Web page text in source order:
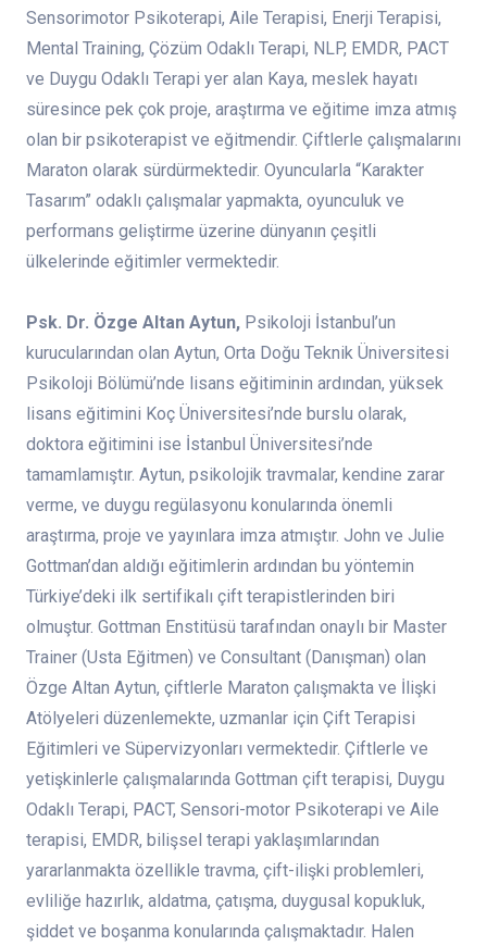
Sensorimotor Psikoterapi, Aile Terapisi, Enerji Terapisi,
Mental Training, Çözüm Odaklı Terapi, NLP, EMDR, PACT
ve Duygu Odaklı Terapi yer alan Kaya, meslek hayatı
süresince pek çok proje, araştırma ve eğitime imza atmış
olan bir psikoterapist ve eğitmendir. Çiftlerle çalışmalarını
Maraton olarak sürdürmektedir. Oyuncularla “Karakter
Tasarım” odaklı çalışmalar yapmakta, oyunculuk ve
performans geliştirme üzerine dünyanın çeşitli
ülkelerinde eğitimler vermektedir.
Psk. Dr. Özge Altan Aytun, Psikoloji İstanbul’un
kurucularından olan Aytun, Orta Doğu Teknik Üniversitesi
Psikoloji Bölümü’nde lisans eğitiminin ardından, yüksek
lisans eğitimini Koç Üniversitesi’nde burslu olarak,
doktora eğitimini ise İstanbul Üniversitesi’nde
tamamlamıştır. Aytun, psikolojik travmalar, kendine zarar
verme, ve duygu regülasyonu konularında önemli
araştırma, proje ve yayınlara imza atmıştır. John ve Julie
Gottman’dan aldığı eğitimlerin ardından bu yöntemin
Türkiye’deki ilk sertifikalı çift terapistlerinden biri
olmuştur. Gottman Enstitüsü tarafından onaylı bir Master
Trainer (Usta Eğitmen) ve Consultant (Danışman) olan
Özge Altan Aytun, çiftlerle Maraton çalışmakta ve İlişki
Atölyeleri düzenlemekte, uzmanlar için Çift Terapisi
Eğitimleri ve Süpervizyonları vermektedir. Çiftlerle ve
yetişkinlerle çalışmalarında Gottman çift terapisi, Duygu
Odaklı Terapi, PACT, Sensori-motor Psikoterapi ve Aile
terapisi, EMDR, bilişsel terapi yaklaşımlarından
yararlanmakta özellikle travma, çift-ilişki problemleri,
evliliğe hazırlık, aldatma, çatışma, duygusal kopukluk,
şiddet ve boşanma konularında çalışmaktadır. Halen